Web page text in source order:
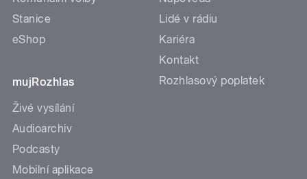
Stanice
eShop
mujRozhlas
Živé vysílání
Audioarchiv
Podcasty
Mobilní aplikace
Lidé v rádiu
Kariéra
Kontakt
Rozhlasový poplatek